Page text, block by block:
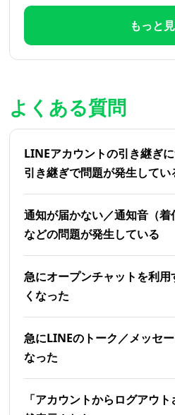
もっと
よくある質問
LINEアカウントの引き継ぎ
引き継ぎで問題が発生してい
通知が届かない／通知音（
などの問題が発生している
急にオープンチャットを利
くなった
急にLINEのトーク／メッセ
なった
「アカウントからログアウ